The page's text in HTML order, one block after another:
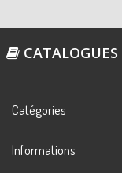
Catégories
Informations